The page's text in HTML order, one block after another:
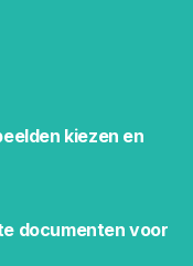
kiezen en
documenten voor